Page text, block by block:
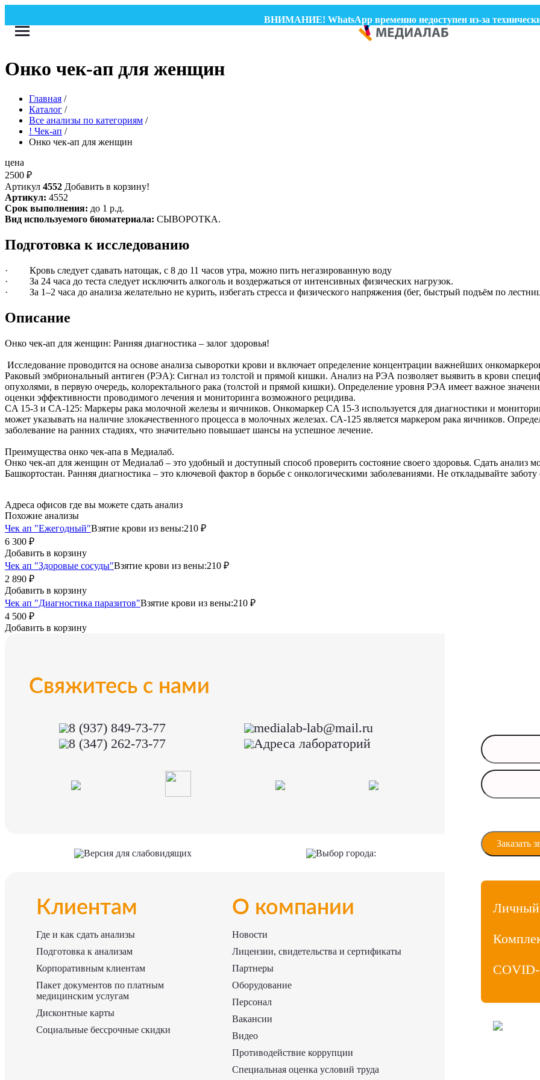
ВНИМАНИЕ! WhatsApp временно недоступен из-за технических
Онко чек-ап для женщин
Главная /
Каталог /
Все анализы по категориям /
! Чек-ап /
Онко чек-ап для женщин
цена
2500 ₽
Артикул 4552 Добавить в корзину!
Артикул: 4552
Срок выполнения: до 1 р.д.
Вид используемого биоматериала: СЫВОРОТКА.
Подготовка к исследованию
· Кровь следует сдавать натощак, с 8 до 11 часов утра, можно пить негазированную воду
· За 24 часа до теста следует исключить алкоголь и воздержаться от интенсивных физических нагрузок.
· За 1–2 часа до анализа желательно не курить, избегать стресса и физического напряжения (бег, быстрый подъём по
Описание
Онко чек-ап для женщин: Ранняя диагностика – залог здоровья!
Исследование проводится на основе анализа сыворотки крови и включает определение концентрации важнейших
Раковый эмбриональный антиген (РЭА): Сигнал из толстой и прямой кишки. Анализ на РЭА позволяет выявить в крови
опухолями, в первую очередь, колоректального рака (толстой и прямой кишки). Определение уровня РЭА имеет важное
оценки эффективности проводимого лечения и мониторинга возможного рецидива.
CA 15-3 и CA-125: Маркеры рака молочной железы и яичников. Онкомаркер CA 15-3 используется для диагностики и
может указывать на наличие злокачественного процесса в молочных железах. СА-125 является маркером рака яичников.
заболевание на ранних стадиях, что значительно повышает шансы на успешное лечение.
Преимущества онко чек-апа в Медиалаб.
Онко чек-ап для женщин от Медиалаб – это удобный и доступный способ проверить состояние своего здоровья. Сдать
Башкортостан. Ранняя диагностика – это ключевой фактор в борьбе с онкологическими заболеваниями. Не откладывайте
Адреса офисов где вы можете сдать анализ
Похожие анализы
Чек ап "Ежегодный"Взятие крови из вены:210 ₽
6 300 ₽
Добавить в корзину
Чек ап "Здоровые сосуды"Взятие крови из вены:210 ₽
2 890 ₽
Добавить в корзину
Чек ап "Диагностика паразитов"Взятие крови из вены:210 ₽
4 500 ₽
Добавить в корзину
Свяжитесь с нами
8 (937) 849-73-77
8 (347) 262-73-77
medialab-lab@mail.ru
Адреса лабораторий
Версия для слабовидящих Выбор города:
Клиентам
Где и как сдать анализы
Подготовка к анализам
Корпоративным клиентам
Пакет документов по платным
медицинским услугам
Дисконтные карты
Социальные бессрочные скидки
О компании
Новости
Лицензии, свидетельства и сертификаты
Партнеры
Оборудование
Персонал
Вакансии
Видео
Противодействие коррупции
Специальная оценка условий труда
Личный